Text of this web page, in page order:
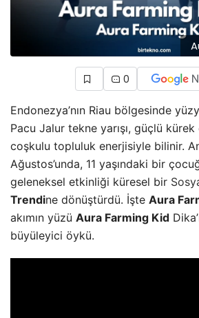
0
Endonezya’nın Riau bölgesinde
Pacu Jalur tekne yarışı, güçlü
coşkulu topluluk enerjisiyle bilinir.
Ağustos’unda, 11 yaşındaki bir
geleneksel etkinliği küresel bir
Trendine dönüştürdü. İşte Aura
akımın yüzü Aura Farming Kid
büyüleyici öykü.